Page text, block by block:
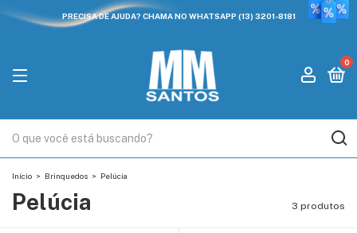
PRECISA DE AJUDA? CHAMA NO WHATSAPP (13) 3201-8181
0
Início > Brinquedos > Pelúcia
Pelúcia 3 produtos